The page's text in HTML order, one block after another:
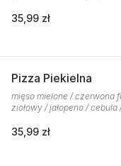
35,99 zł
Pizza Piekielna
mięso mielone / czerwona
ziołowy / jałopeno /
35,99 zł